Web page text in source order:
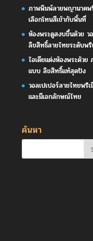
ภาพพิมพ์ลายพญานาคพ
เลือกโทนสีเข้ากับพื้นที่
ห้องพระดูสงบขึ้นด้วย ว
ลิขสิทธิ์ลายไทยระดับพรี
ไอเดียแต่งห้องพระด้ว
แบบ ลิขสิทธิ์แท้สุดปัง
วอลเปเปอร์ลายไทยพ
และมีเอกลักษณ์ไทย
ค้นหา